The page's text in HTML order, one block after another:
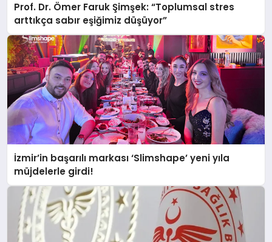
Prof. Dr. Ömer Faruk Şimşek: “Toplumsal stres
arttıkça sabır eşiğimiz düşüyor”
İzmir’in başarılı markası ‘Slimshape’ yeni yıla
müjdelerle girdi!